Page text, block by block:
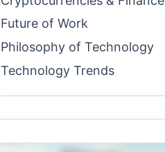
Future of Work
Philosophy of Technology
Technology Trends